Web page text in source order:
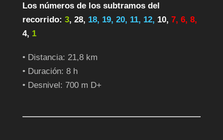
Los números de los subtramos del
recorrido: 3, 28, 18, 19, 20, 11, 12, 10, 7, 6, 8,
4, 1
• Distancia: 21,8 km
• Duración: 8 h
• Desnivel: 700 m D+